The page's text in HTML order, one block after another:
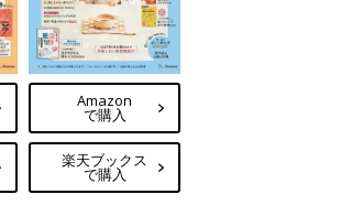
Amazon
で購入
楽天ブックス
で購入